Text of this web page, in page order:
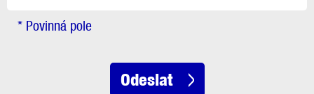
* Povinná pole
Odeslat